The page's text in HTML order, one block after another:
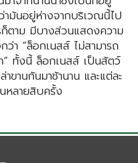
ามันอยู่ห่างจากบริเวณนี้ไป
ตาม มีบางส่วนแสดงความ
า “ล็อกเนสส์ ไม่สามารถ
” ทั้งนี้ ล็อกเนสส์ เป็นสัตว์
ขานกันมาช้านาน และแต่ละ
หลายสิบครั้ง